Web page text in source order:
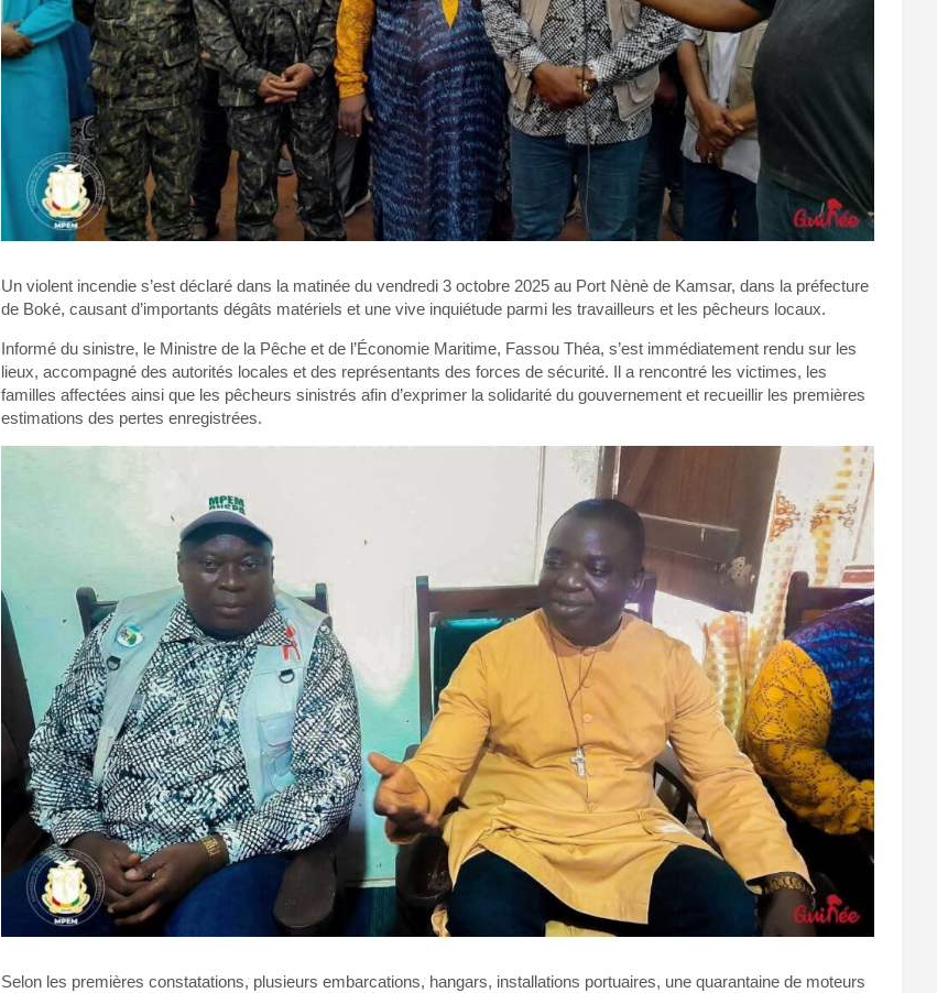
Un violent incendie s’est déclaré dans la matinée du vendredi 3 octobre 2025 au Port Nènè de Kamsar, dans la préfecture
de Boké, causant d’importants dégâts matériels et une vive inquiétude parmi les travailleurs et les pêcheurs locaux.
Informé du sinistre, le Ministre de la Pêche et de l’Économie Maritime, Fassou Théa, s’est immédiatement rendu sur les
lieux, accompagné des autorités locales et des représentants des forces de sécurité. Il a rencontré les victimes, les
familles affectées ainsi que les pêcheurs sinistrés afin d’exprimer la solidarité du gouvernement et recueillir les premières
estimations des pertes enregistrées.
Selon les premières constatations, plusieurs embarcations, hangars, installations portuaires, une quarantaine de moteurs